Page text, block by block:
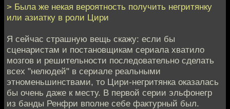
> Была же некая вероятность получить негритянку
или азиатку в роли Цири
Я сейчас страшную вещь скажу: если бы
сценаристам и постановщикам сериала хватило
мозгов и решительности последовательно сделать
всех "нелюдей" в сериале реальными
этноменьшинствами, то Цири-негритянка оказалась
бы очень даже к месту. В первой серии эльфонегр
из банды Ренфри вполне себе фактурный был.